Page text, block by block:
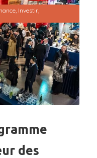
, Investir,
des